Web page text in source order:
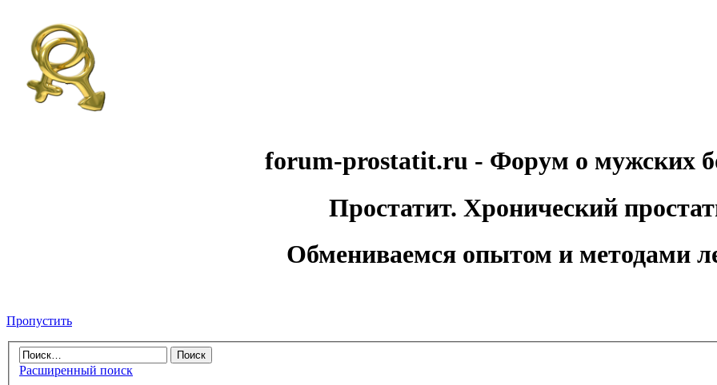
forum-prostatit.ru - Форум о мужских
Простатит. Хронический
Обмениваемся опытом и методами
Пропустить
Расширенный поиск